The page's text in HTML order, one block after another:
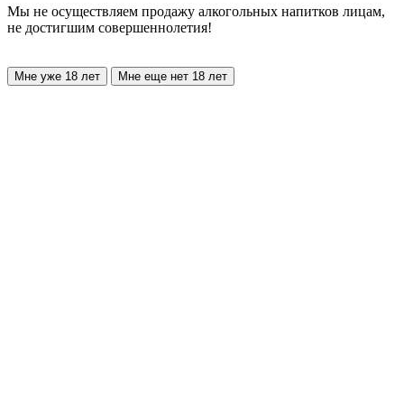
Мы не осуществляем продажу алкогольных напитков лицам,
не достигшим совершеннолетия!
Мне уже 18 лет Мне еще нет 18 лет